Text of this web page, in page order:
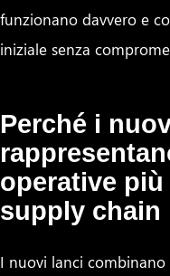
funzionano davvero e
iniziale senza
Perché i
operative
supply chain
I nuovi lanci combinano